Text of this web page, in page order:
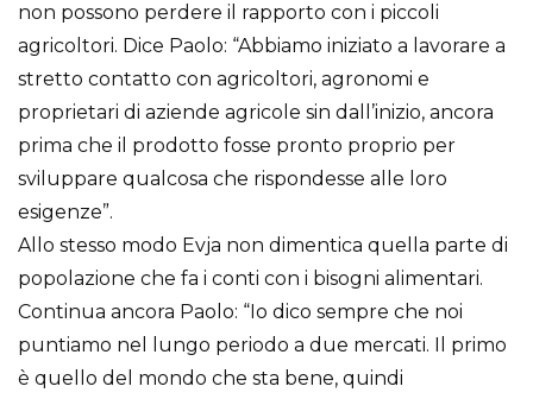
non possono perdere il rapporto con i piccoli
agricoltori. Dice Paolo: “Abbiamo iniziato a lavorare a
stretto contatto con agricoltori, agronomi e
proprietari di aziende agricole sin dall’inizio, ancora
prima che il prodotto fosse pronto proprio per
sviluppare qualcosa che rispondesse alle loro
esigenze”.
Allo stesso modo Evja non dimentica quella parte di
popolazione che fa i conti con i bisogni alimentari.
Continua ancora Paolo: “Io dico sempre che noi
puntiamo nel lungo periodo a due mercati. Il primo
è quello del mondo che sta bene, quindi